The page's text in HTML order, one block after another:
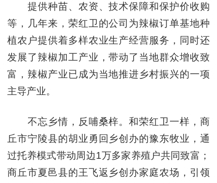
提供种苗、农资、技术保障和保护价收购
等，几年来，荣红卫的公司为辣椒订单基地种
植农户提供着多样农业生产经营服务，同时还
发展了辣椒加工产业，带动了当地群众增收致
富，辣椒产业已成为当地推进乡村振兴的一项
主导产业。
不忘乡情，反哺桑梓。和荣红卫一样，商
丘市宁陵县的胡业勇回乡创办的豫东牧业，通
过托养模式带动周边1万多家养殖户共同致富；
商丘市夏邑县的王飞返乡创办家庭农场，引领